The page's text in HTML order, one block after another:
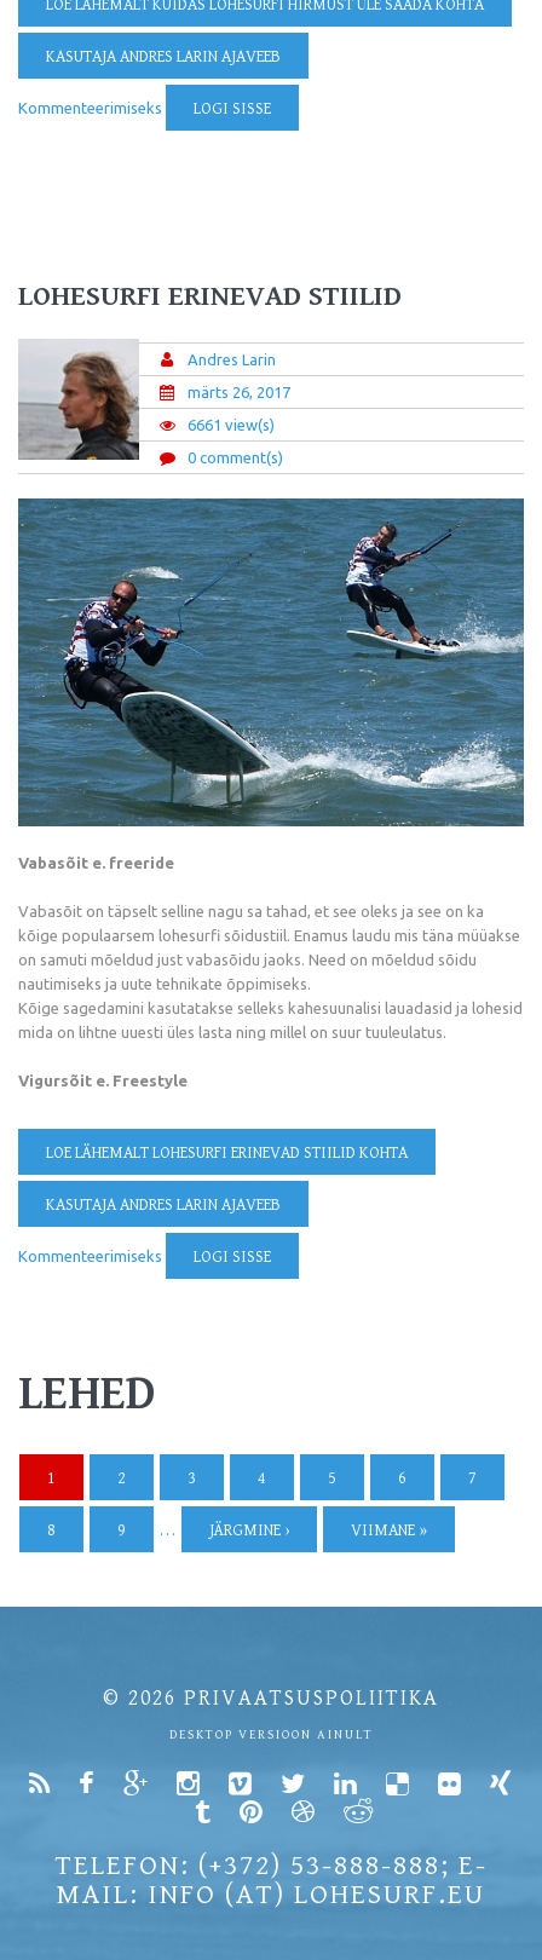
LOE LÄHEMALTKUIDAS LOHESURFI HIRMUST ÜLE SAADA KOHTA
KASUTAJA ANDRES LARIN AJAVEEB
Kommenteerimiseks LOGI SISSE
LOHESURFI ERINEVAD STIILID
Andres Larin
märts 26, 2017
6661 view(s)
0 comment(s)
Vabasõit e. freeride
Vabasõit on täpselt selline nagu sa tahad, et see oleks ja see on ka
kõige populaarsem lohesurfi sõidustiil. Enamus laudu mis täna müüakse
on samuti mõeldud just vabasõidu jaoks. Need on mõeldud sõidu
nautimiseks ja uute tehnikate õppimiseks.
Kõige sagedamini kasutatakse selleks kahesuunalisi lauadasid ja lohesid
mida on lihtne uuesti üles lasta ning millel on suur tuuleulatus.
Vigursõit e. Freestyle
LOE LÄHEMALTLOHESURFI ERINEVAD STIILID KOHTA
KASUTAJA ANDRES LARIN AJAVEEB
Kommenteerimiseks LOGI SISSE
LEHED
1 2 3 4 5 6 7
8 9 … JÄRGMINE › VIIMANE »
© 2026 PRIVAATSUSPOLIITIKA
DESKTOP VERSIOON AINULT
TELEFON: (+372) 53-888-888; E-
MAIL: INFO (AT) LOHESURF.EU